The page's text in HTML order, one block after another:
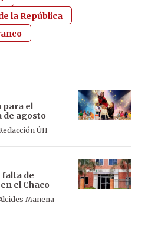
la República
para el
de agosto
ÚH
falta de
el Chaco
Manena